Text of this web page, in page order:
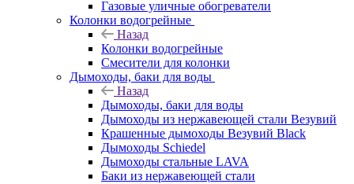
Газовые уличные обогреватели
Колонки водогрейные
Назад
Колонки водогрейные
Смесители для колонки
Дымоходы, баки для воды
Назад
Дымоходы, баки для воды
Дымоходы из нержавеющей стали Везувий
Крашенные дымоходы Везувий Black
Дымоходы Schiedel
Дымоходы стальные LAVA
Баки из нержавеющей стали